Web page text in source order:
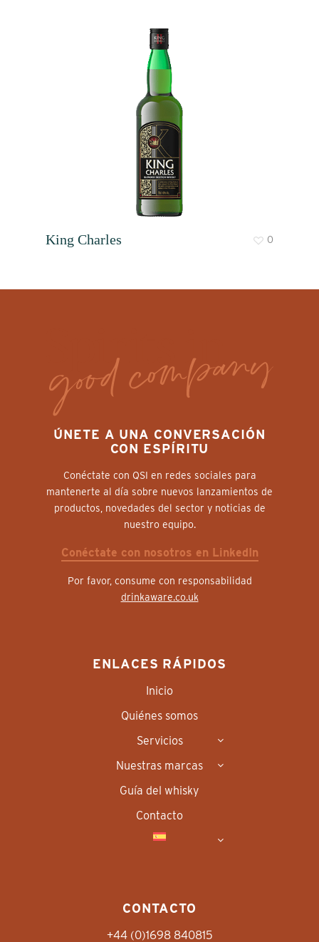
King Charles 0
ÚNETE A UNA CONVERSACIÓN
CON ESPÍRITU
Conéctate con QSI en redes sociales para
mantenerte al día sobre nuevos lanzamientos de
productos, novedades del sector y noticias de
nuestro equipo.
Conéctate con nosotros en LinkedIn
Por favor, consume con responsabilidad
drinkaware.co.uk
ENLACES RÁPIDOS
Inicio
Quiénes somos
Servicios
Nuestras marcas
Guía del whisky
Contacto
CONTACTO
+44 (0)1698 840815